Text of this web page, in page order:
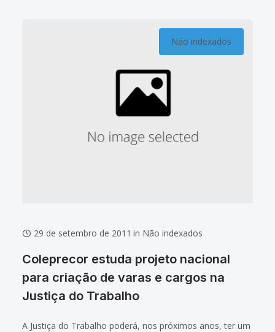
Não indexados
29 de setembro de 2011 in Não indexados
Coleprecor estuda projeto nacional
para criação de varas e cargos na
Justiça do Trabalho
A Justiça do Trabalho poderá, nos próximos anos, ter um